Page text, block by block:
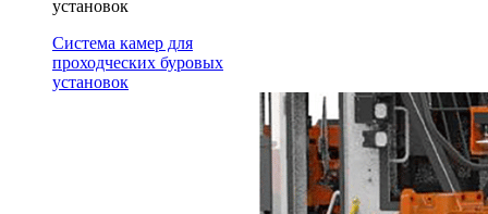
установок
Система камер для
проходческих буровых
установок